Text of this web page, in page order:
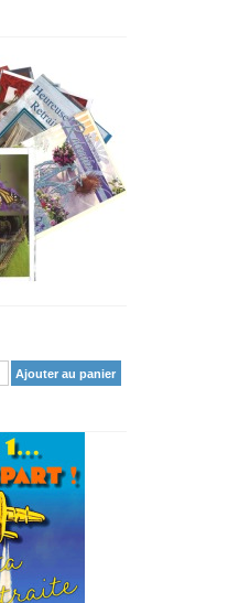
Ajouter au panier